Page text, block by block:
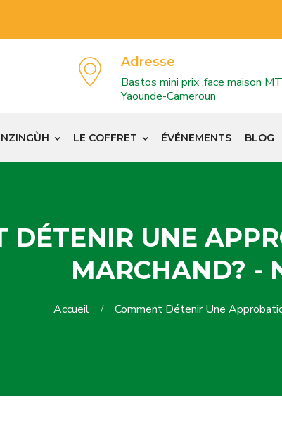
Adresse
Bastos mini prix ,face maison
Yaounde-Cameroun
LE COFFRET ÉVÉNEMENTS BLOG
DÉTENIR UNE
MARCHAND? -
Accueil Comment Détenir Une